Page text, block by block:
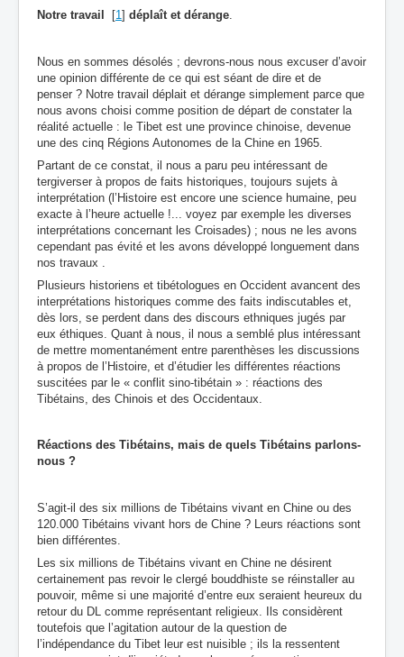
Notre travail [1] déplaît et dérange.
Nous en sommes désolés ; devrons-nous nous excuser d’avoir
une opinion différente de ce qui est séant de dire et de
penser ? Notre travail déplait et dérange simplement parce que
nous avons choisi comme position de départ de constater la
réalité actuelle : le Tibet est une province chinoise, devenue
une des cinq Régions Autonomes de la Chine en 1965.
Partant de ce constat, il nous a paru peu intéressant de
tergiverser à propos de faits historiques, toujours sujets à
interprétation (l’Histoire est encore une science humaine, peu
exacte à l’heure actuelle !... voyez par exemple les diverses
interprétations concernant les Croisades) ; nous ne les avons
cependant pas évité et les avons développé longuement dans
nos travaux .
Plusieurs historiens et tibétologues en Occident avancent des
interprétations historiques comme des faits indiscutables et,
dès lors, se perdent dans des discours ethniques jugés par
eux éthiques. Quant à nous, il nous a semblé plus intéressant
de mettre momentanément entre parenthèses les discussions
à propos de l’Histoire, et d’étudier les différentes réactions
suscitées par le « conflit sino-tibétain » : réactions des
Tibétains, des Chinois et des Occidentaux.
Réactions des Tibétains, mais de quels Tibétains parlons-
nous ?
S’agit-il des six millions de Tibétains vivant en Chine ou des
120.000 Tibétains vivant hors de Chine ? Leurs réactions sont
bien différentes.
Les six millions de Tibétains vivant en Chine ne désirent
certainement pas revoir le clergé bouddhiste se réinstaller au
pouvoir, même si une majorité d’entre eux seraient heureux du
retour du DL comme représentant religieux. Ils considèrent
toutefois que l’agitation autour de la question de
l’indépendance du Tibet leur est nuisible ; ils la ressentent